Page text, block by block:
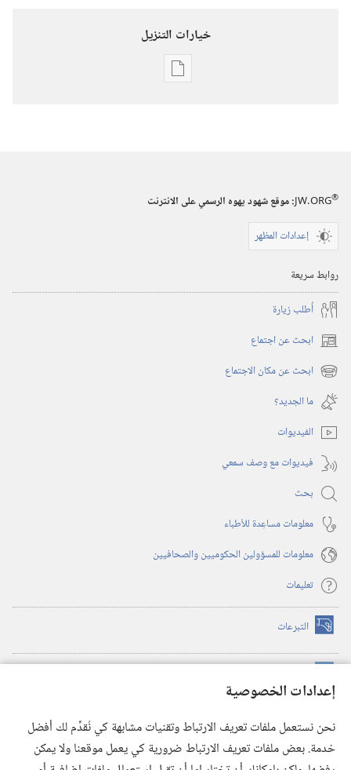
إعدادات الخصوصية
نحن نستعمل ملفات تعريف الارتباط وتقنيات مشابهة كي نُقدِّم لك أفضل
خدمة. بعض ملفات تعريف الارتباط ضرورية كي يعمل موقعنا ولا يمكن
خيارات التنزيل
خيارات
الدراسية)‏
‎٢٠٠٤
JW.ORG®
:‏ موقع شهود يهوه الرسمي على الانترنت
إعدادات المظهر
روابط سريعة
أُطلب زيارة
ابحث عن اجتماع (يفتح
نافذة ابحث عن مكان الاجتماع (يفتح
نافذة
جديدة)
ما الجديد؟‏
الفيديوات
فيديوات مع وصف سمعي
بحث
معلومات مساعِدة للأطباء
معلومات للمسؤولين الحكوميين والصحافيين
تعليمات
التبرعات (يفتح
نافذة
(يفتح
نافذة
(يفتح
نافذة
جديدة) تطبيق ®
JW Library